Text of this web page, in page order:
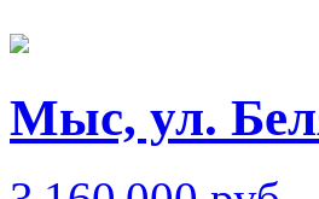
Мыс, ул.